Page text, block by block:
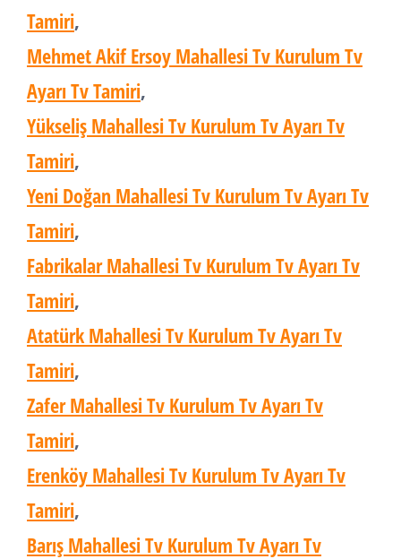
Tamiri,
Mehmet Akif Ersoy Mahallesi Tv Kurulum Tv
Ayarı Tv Tamiri,
Yükseliş Mahallesi Tv Kurulum Tv Ayarı Tv
Tamiri,
Yeni Doğan Mahallesi Tv Kurulum Tv Ayarı Tv
Tamiri,
Fabrikalar Mahallesi Tv Kurulum Tv Ayarı Tv
Tamiri,
Atatürk Mahallesi Tv Kurulum Tv Ayarı Tv
Tamiri,
Zafer Mahallesi Tv Kurulum Tv Ayarı Tv
Tamiri,
Erenköy Mahallesi Tv Kurulum Tv Ayarı Tv
Tamiri,
Barış Mahallesi Tv Kurulum Tv Ayarı Tv